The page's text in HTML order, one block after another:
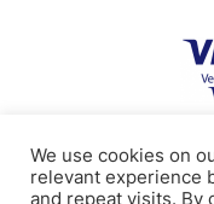
We use cookies on
relevant experience
and repeat visits. By